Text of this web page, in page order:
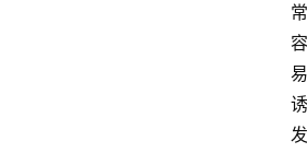
常
容
易
诱
发